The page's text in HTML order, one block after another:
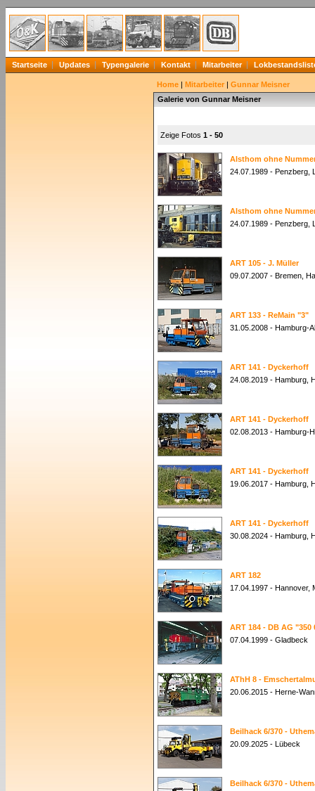
Startseite Updates Typengalerie Kontakt Mitarbeiter
Home | Mitarbeiter | Gunnar Meisner
Galerie von Gunnar Meisner
Zeige Fotos 1 - 50
Alsthom ohne
24.07.1989 - Penzberg,
Alsthom ohne
24.07.1989 - Penzberg,
ART 105 - J. Müller
09.07.2007 - Bremen,
ART 133 - ReMain "3"
31.05.2008 - Hamburg-
ART 141 - Dyckerhoff
24.08.2019 - Hamburg,
ART 141 - Dyckerhoff
02.08.2013 - Hamburg-
ART 141 - Dyckerhoff
19.06.2017 - Hamburg,
ART 141 - Dyckerhoff
30.08.2024 - Hamburg,
ART 182
17.04.1997 - Hannover,
ART 184 - DB AG "350
07.04.1999 - Gladbeck
AThH 8 -
20.06.2015 - Herne-
Beilhack 6/370 -
20.09.2025 - Lübeck
Beilhack 6/370 -